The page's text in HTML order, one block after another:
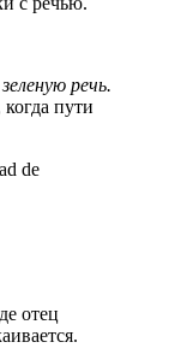
речь.
пути
de
отец